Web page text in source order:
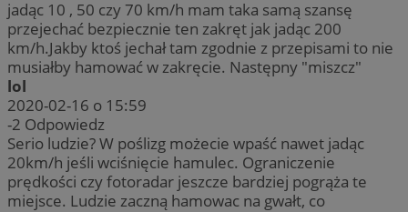
jadąc 10 , 50 czy 70 km/h mam taka samą szansę
przejechać bezpiecznie ten zakręt jak jadąc 200
km/h.Jakby ktoś jechał tam zgodnie z przepisami to nie
musiałby hamować w zakręcie. Następny "miszcz"
lol
2020-02-16 o 15:59
-2 Odpowiedz
Serio ludzie? W poślizg możecie wpaść nawet jadąc
20km/h jeśli wciśnięcie hamulec. Ograniczenie
prędkości czy fotoradar jeszcze bardziej pogrąża te
miejsce. Ludzie zaczną hamowac na gwałt, co